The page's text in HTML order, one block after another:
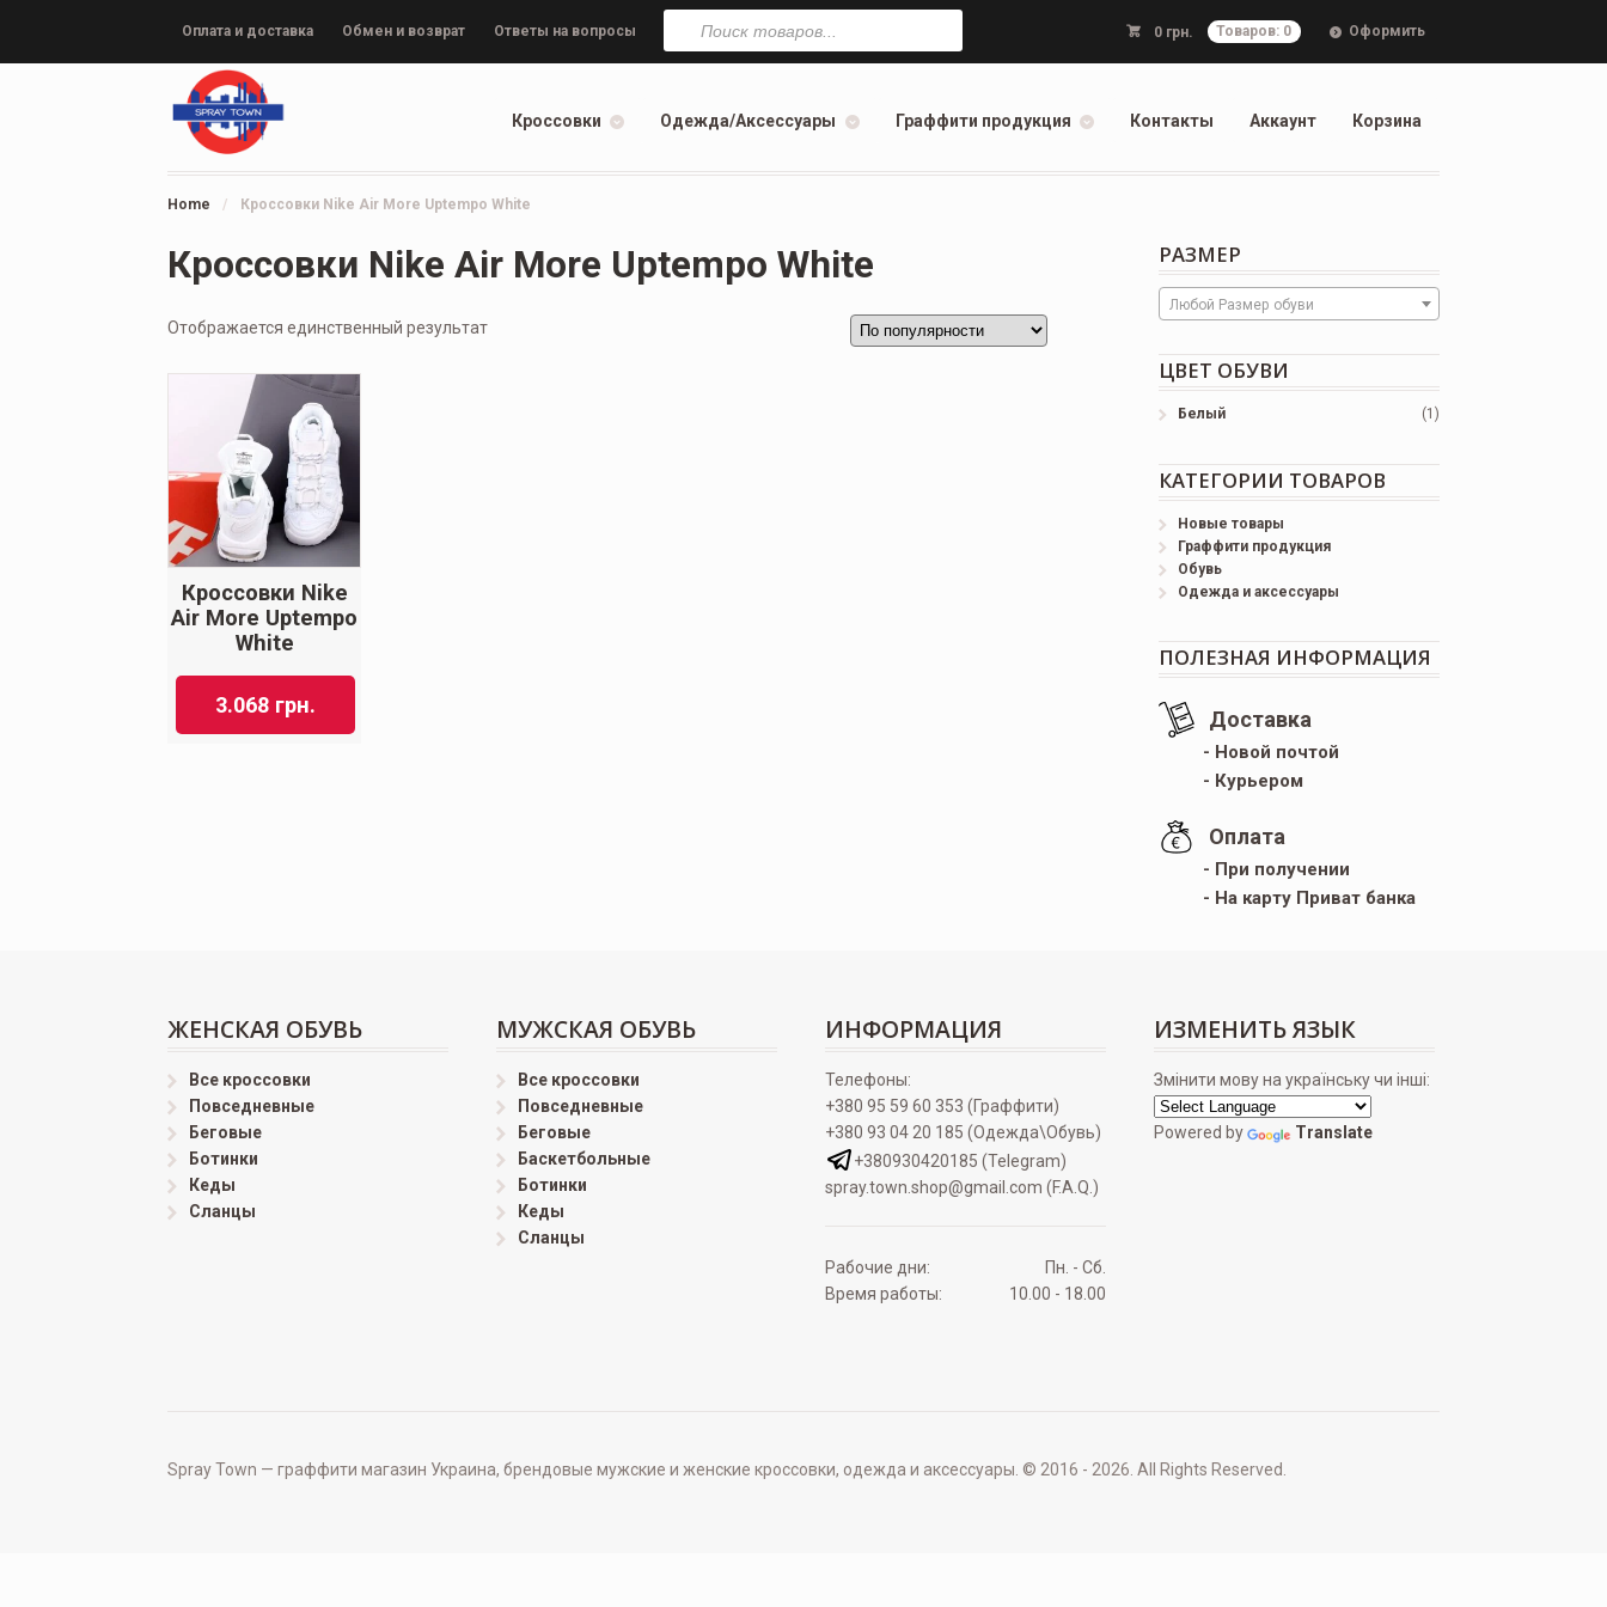
Оплата и доставка Обмен и возврат Ответы на вопросы 0 грн. Товаров: 0 Оформить
Поиск
товаров
Кроссовки Одежда/Аксессуары Граффити продукция Контакты Аккаунт Корзина
Home / Кроссовки Nike Air More Uptempo White
Кроссовки Nike Air More Uptempo White
Отображается единственный результат
Кроссовки Nike
Air More Uptempo
White
3.068 грн.
РАЗМЕР
Любой Размер обуви
ЦВЕТ ОБУВИ
Белый (1)
КАТЕГОРИИ ТОВАРОВ
Новые товары
Граффити продукция
Обувь
Одежда и аксессуары
ПОЛЕЗНАЯ ИНФОРМАЦИЯ
Доставка
- Новой почтой
- Курьером
Оплата
- При получении
- На карту Приват банка
ЖЕНСКАЯ ОБУВЬ
Все кроссовки
Повседневные
Беговые
Ботинки
Кеды
Сланцы
МУЖСКАЯ ОБУВЬ
Все кроссовки
Повседневные
Беговые
Баскетбольные
Ботинки
Кеды
Сланцы
ИНФОРМАЦИЯ
Телефоны:
+380 95 59 60 353 (Граффити)
+380 93 04 20 185 (Одежда\Обувь)
+380930420185 (Telegram)
spray.town.shop@gmail.com (F.A.Q.)
Рабочие дни:
Пн. - Сб.
Время работы:
10.00 - 18.00
ИЗМЕНИТЬ ЯЗЫК
Змінити мову на українську чи інші:
Powered by Translate
Spray Town — граффити магазин Украина, брендовые мужские и женские кроссовки, одежда и аксессуары. © 2016 - 2026. All Rights Reserved.